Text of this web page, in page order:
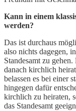
Kann in einem
werden?
Das ist durchaus
also nichts dagegen,
Standesamt zu
danach kirchlich
belassen es bei einer
hingegen dafür
kirchlich zu heiraten,
das Standesamt